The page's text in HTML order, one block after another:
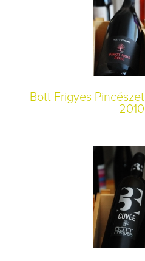
Bott Frigyes
2010